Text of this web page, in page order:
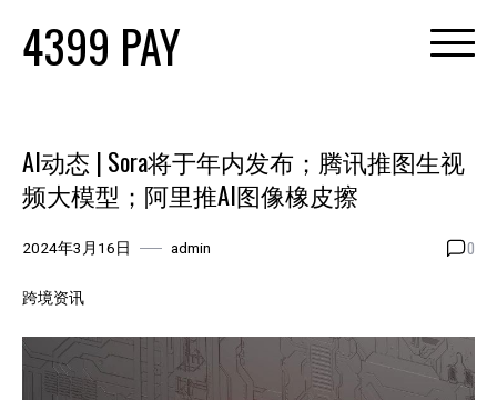
content
4399 PAY
AI动态 | Sora将于年内发布；腾讯推图生视
频大模型；阿里推AI图像橡皮擦
2024年3月16日 admin 0
跨境资讯